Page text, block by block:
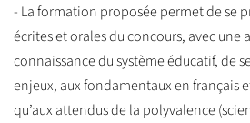
https://
concours-de-recrutement-de-
- La formation proposée permet de se
écrites et orales du concours, avec
connaissance du système éducatif, de
enjeux, aux fondamentaux en français
qu’aux attendus de la polyvalence